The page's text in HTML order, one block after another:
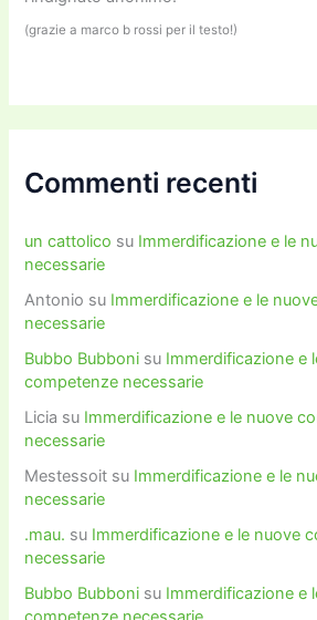
(grazie a marco b rossi per il testo!)
Commenti recenti
un cattolico su Immerdificazione e le
necessarie
Antonio su Immerdificazione e le
necessarie
Bubbo Bubboni su Immerdificazione e
competenze necessarie
Licia su Immerdificazione e le nuove
necessarie
Mestessoit su Immerdificazione e le
necessarie
.mau. su Immerdificazione e le nuove
necessarie
Bubbo Bubboni su Immerdificazione e